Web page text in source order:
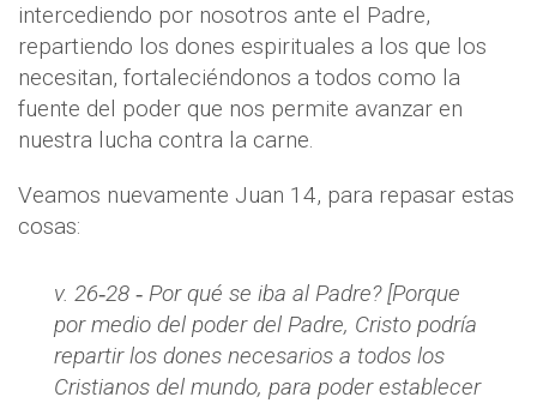
intercediendo por nosotros ante el Padre,
repartiendo los dones espirituales a los que los
necesitan, fortaleciéndonos a todos como la
fuente del poder que nos permite avanzar en
nuestra lucha contra la carne.
Veamos nuevamente Juan 14, para repasar estas
cosas:
v. 26‐28 ‐ Por qué se iba al Padre? [Porque
por medio del poder del Padre, Cristo podría
repartir los dones necesarios a todos los
Cristianos del mundo, para poder establecer